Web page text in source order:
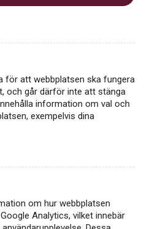
Facebook
LinkedIn
för att webbplatsen ska fungera
och går därför inte att stänga
information om val och
exempelvis dina
om hur webbplatsen
Analytics, vilket innebär